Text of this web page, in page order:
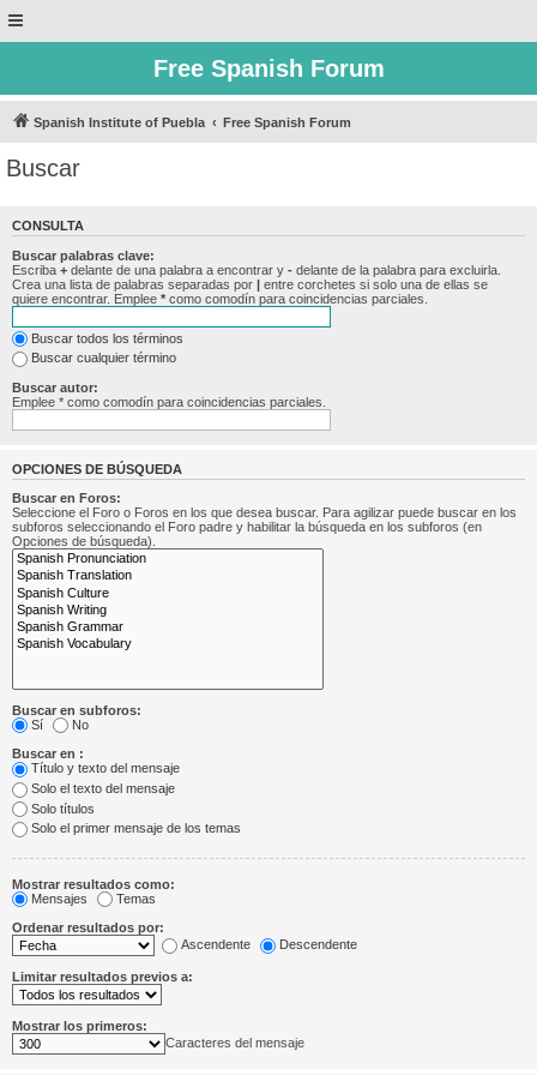
Free Spanish Forum
Spanish Institute of Puebla Free Spanish Forum
Buscar
CONSULTA
Buscar palabras clave:
Escriba + delante de una palabra a encontrar y - delante de la palabra para excluirla.
Crea una lista de palabras separadas por | entre corchetes si solo una de ellas se
quiere encontrar. Emplee * como comodín para coincidencias parciales.
Buscar todos los términos
Buscar cualquier término
Buscar autor:
Emplee * como comodín para coincidencias parciales.
OPCIONES DE BÚSQUEDA
Buscar en Foros:
Seleccione el Foro o Foros en los que desea buscar. Para agilizar puede buscar en los
subforos seleccionando el Foro padre y habilitar la búsqueda en los subforos (en
Opciones de búsqueda).
Buscar en subforos:
Sí
No
Buscar en :
Título y texto del mensaje
Solo el texto del mensaje
Solo títulos
Solo el primer mensaje de los temas
Mostrar resultados como:
Mensajes
Temas
Ordenar resultados por:
Ascendente
Descendente
Limitar resultados previos a:
Mostrar los primeros:
Caracteres del mensaje